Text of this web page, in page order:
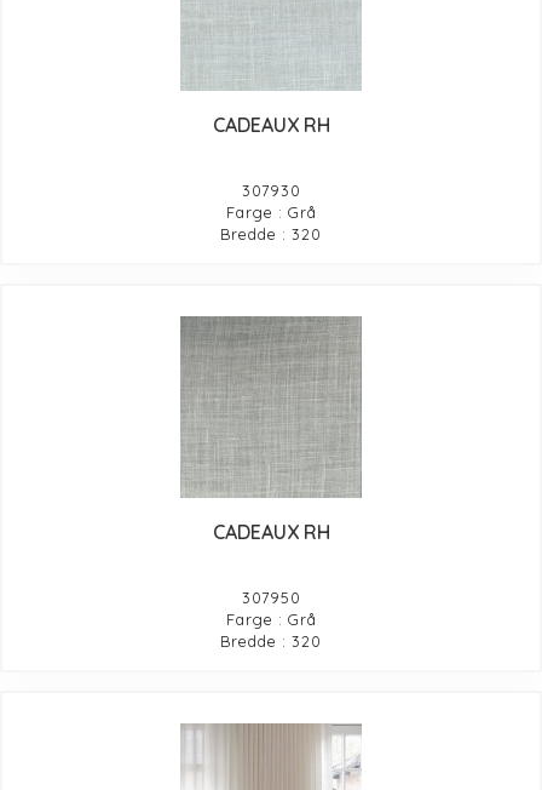
CADEAUX RH
307930
Farge : Grå
Bredde : 320
CADEAUX RH
307950
Farge : Grå
Bredde : 320